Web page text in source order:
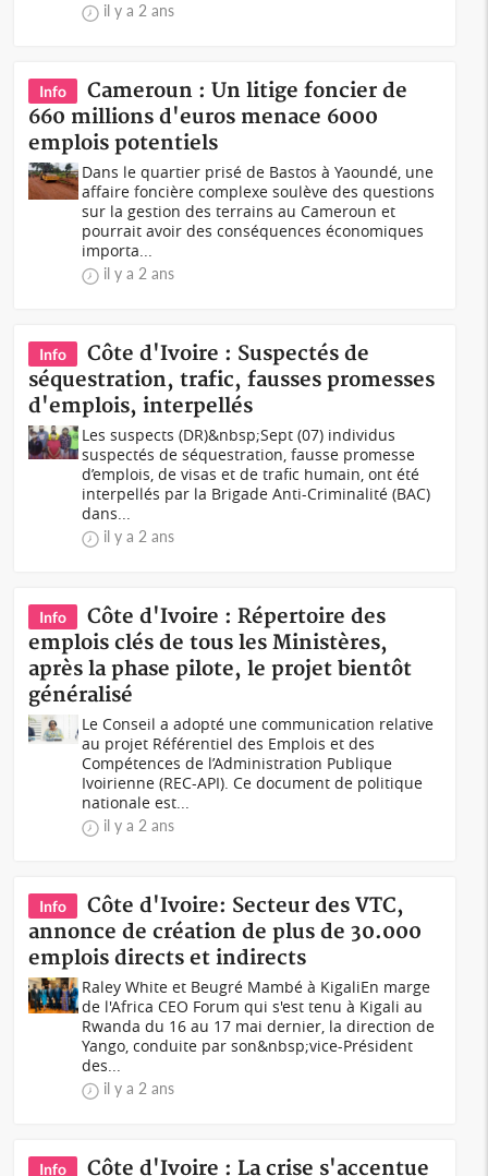
il y a 2 ans
Info
Cameroun : Un litige foncier de
660 millions d'euros menace 6000
emplois potentiels
Dans le quartier prisé de Bastos à Yaoundé, une
affaire foncière complexe soulève des questions
sur la gestion des terrains au Cameroun et
pourrait avoir des conséquences économiques
importa...
il y a 2 ans
Info
Côte d'Ivoire : Suspectés de
séquestration, trafic, fausses promesses
d'emplois, interpellés
Les suspects (DR)&nbsp;Sept (07) individus
suspectés de séquestration, fausse promesse
d’emplois, de visas et de trafic humain, ont été
interpellés par la Brigade Anti-Criminalité (BAC)
dans...
il y a 2 ans
Info
Côte d'Ivoire : Répertoire des
emplois clés de tous les Ministères,
après la phase pilote, le projet bientôt
généralisé
Le Conseil a adopté une communication relative
au projet Référentiel des Emplois et des
Compétences de l’Administration Publique
Ivoirienne (REC-API). Ce document de politique
nationale est...
il y a 2 ans
Info
Côte d'Ivoire: Secteur des VTC,
annonce de création de plus de 30.000
emplois directs et indirects
Raley White et Beugré Mambé à KigaliEn marge
de l'Africa CEO Forum qui s'est tenu à Kigali au
Rwanda du 16 au 17 mai dernier, la direction de
Yango, conduite par son&nbsp;vice-Président
des...
il y a 2 ans
Info Côte d'Ivoire : La crise s'accentue